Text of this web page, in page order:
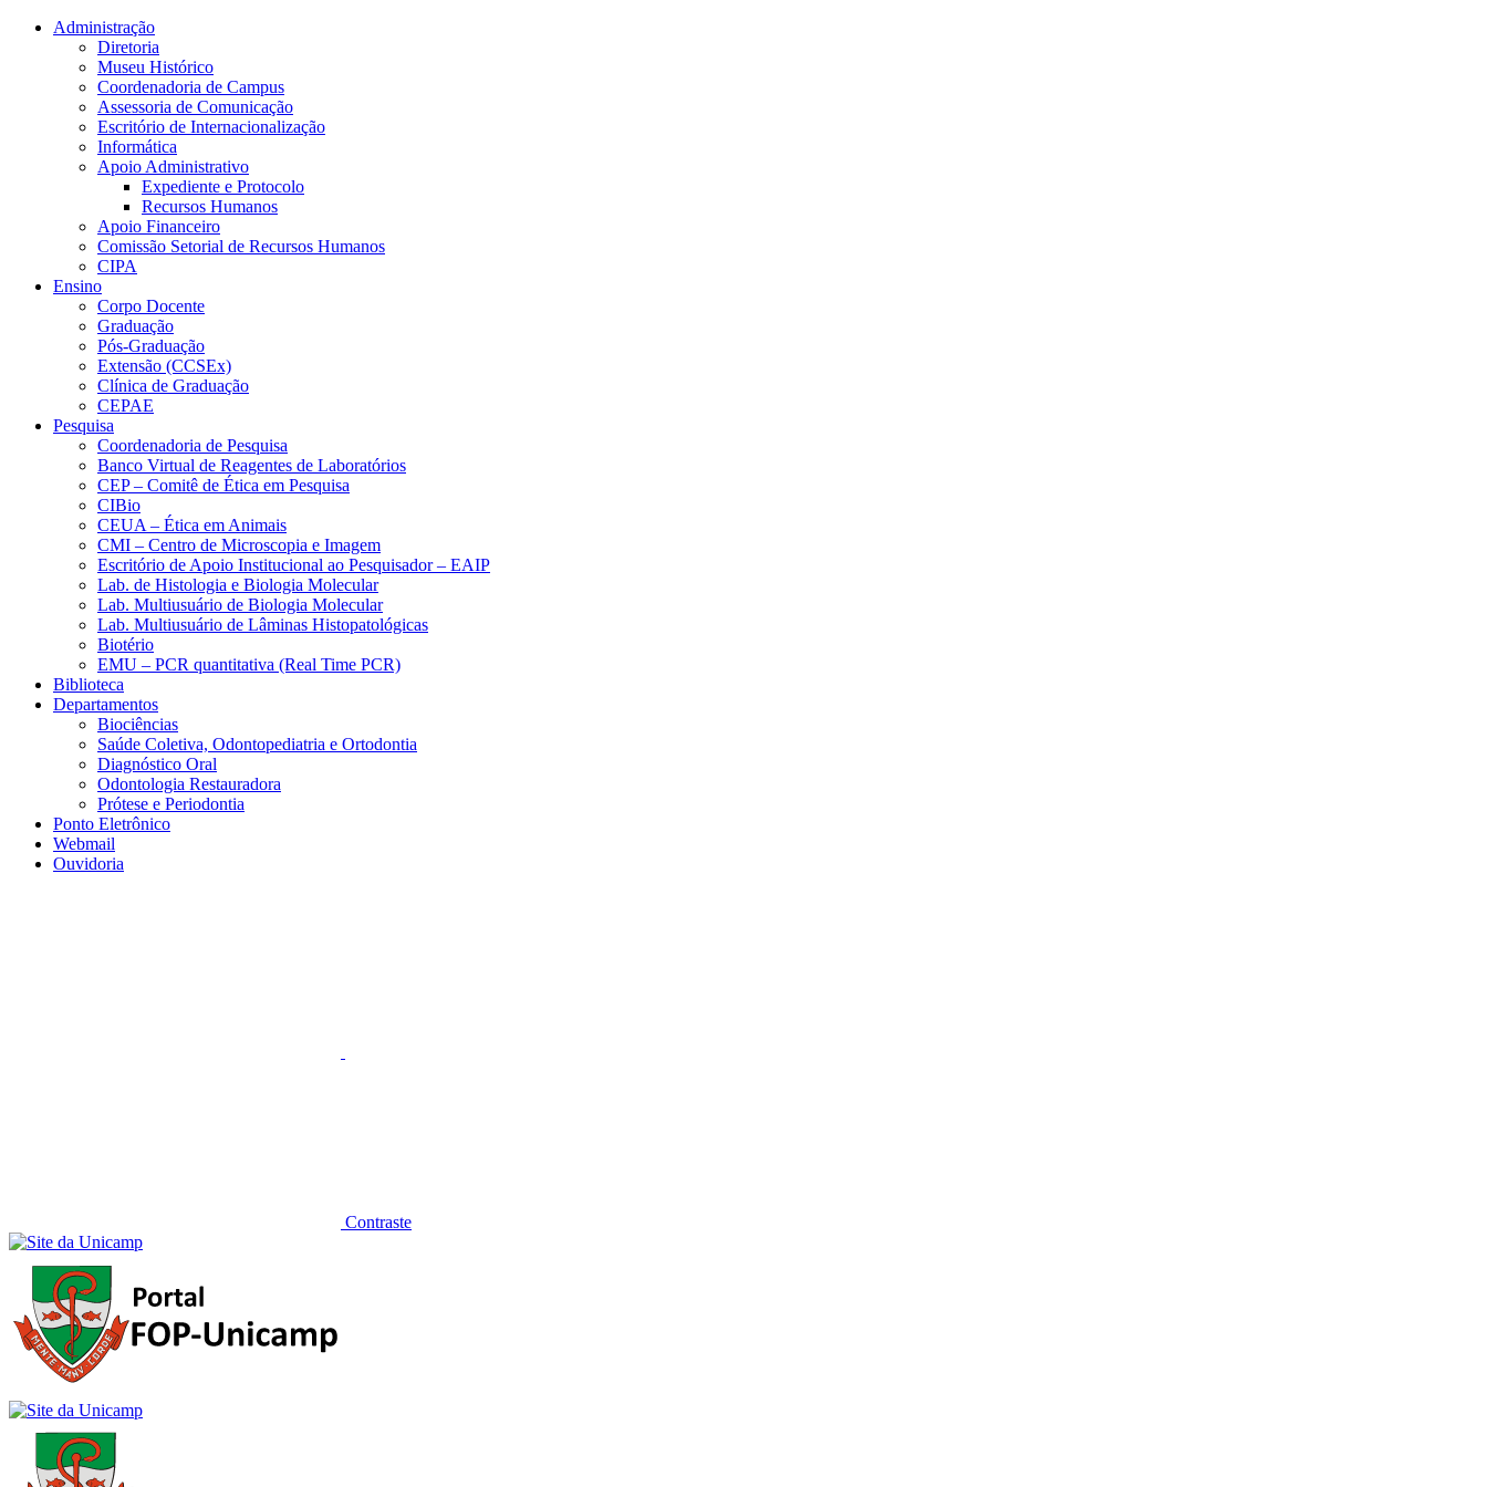
Conteúdo principal Menu principal
Administração
Diretoria
Museu Histórico
Coordenadoria de Campus
Assessoria de Comunicação
Escritório de Internacionalização
Informática
Apoio Administrativo
Expediente e Protocolo
Recursos Humanos
Apoio Financeiro
Comissão Setorial de Recursos Humanos
CIPA
Ensino
Corpo Docente
Graduação
Pós-Graduação
Extensão (CCSEx)
Clínica de Graduação
CEPAE
Pesquisa
Coordenadoria de Pesquisa
Banco Virtual de Reagentes de Laboratórios
CEP – Comitê de Ética em Pesquisa
CIBio
CEUA – Ética em Animais
CMI – Centro de Microscopia e Imagem
Escritório de Apoio Institucional ao Pesquisador – EAIP
Lab. de Histologia e Biologia Molecular
Lab. Multiusuário de Biologia Molecular
Lab. Multiusuário de Lâminas Histopatológicas
Biotério
EMU – PCR quantitativa (Real Time PCR)
Biblioteca
Departamentos
Biociências
Saúde Coletiva, Odontopediatria e Ortodontia
Diagnóstico Oral
Odontologia Restauradora
Prótese e Periodontia
Ponto Eletrônico
Webmail
Ouvidoria
Contraste